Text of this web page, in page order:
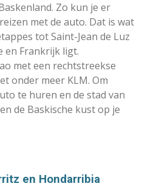
Zo kun je er
met de auto. Dat is wat
tot Saint-Jean de Luz
en Frankrijk ligt.
met een rechtstreekse
onder meer KLM. Om
te huren en de stad van
de Baskische kust op je
en Hondarribia